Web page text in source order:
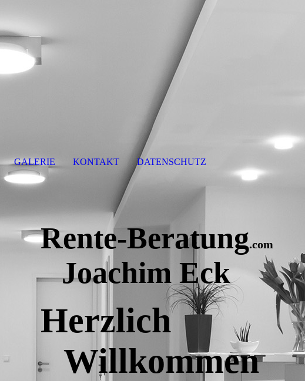
GALERIE KONTAKT DATENSCHUTZ
Rente-Beratung.com
Joachim Eck
Herzlich
Willkommen